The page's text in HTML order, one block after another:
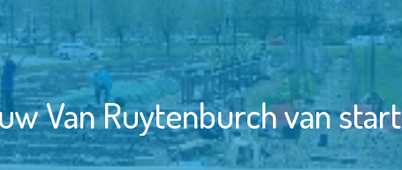
Van Ruytenburch van start